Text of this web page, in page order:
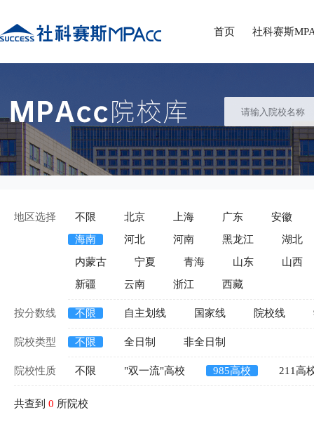
首页 社科赛斯
地区选择 不限 北京 上海 广东
安徽
海南
河北 河南 黑龙江
湖北
内蒙古
宁夏 青海 山东
山西
新疆
云南 浙江 西藏
按分数线 不限 自主划线 国家线 院校线
院校类型 不限 全日制 非全日制
院校性质 不限 "双一流"高校 985高校 211高
共查到 0 所院校